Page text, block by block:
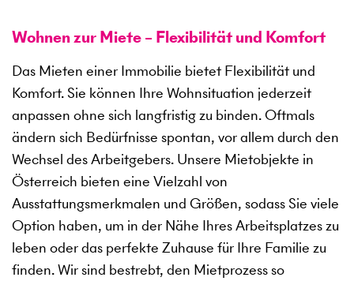
Wohnen zur Miete – Flexibilität und Komfort
Das Mieten einer Immobilie bietet Flexibilität und
Komfort. Sie können Ihre Wohnsituation jederzeit
anpassen ohne sich langfristig zu binden. Oftmals
ändern sich Bedürfnisse spontan, vor allem durch den
Wechsel des Arbeitgebers. Unsere Mietobjekte in
Österreich bieten eine Vielzahl von
Ausstattungsmerkmalen und Größen, sodass Sie viele
Option haben, um in der Nähe Ihres Arbeitsplatzes zu
leben oder das perfekte Zuhause für Ihre Familie zu
finden. Wir sind bestrebt, den Mietprozess so